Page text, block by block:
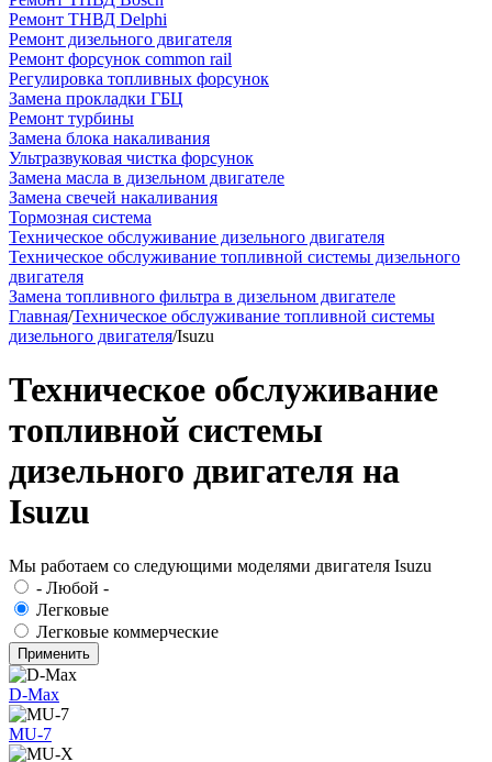
Ремонт ТНВД Delphi
Ремонт дизельного двигателя
Ремонт форсунок common rail
Регулировка топливных форсунок
Замена прокладки ГБЦ
Ремонт турбины
Замена блока накаливания
Ультразвуковая чистка форсунок
Замена масла в дизельном двигателе
Замена свечей накаливания
Тормозная система
Техническое обслуживание дизельного двигателя
Техническое обслуживание топливной системы дизельного
двигателя
Замена топливного фильтра в дизельном двигателе
Главная/Техническое обслуживание топливной системы
дизельного двигателя/Isuzu
Техническое обслуживание
топливной системы
дизельного двигателя на
Isuzu
Мы работаем со следующими моделями двигателя Isuzu
- Любой -
Легковые
Легковые коммерческие
D-Max
MU-7